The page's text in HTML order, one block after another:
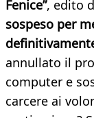
Fenice”, edito
sospeso per
annullato il
computer e
carcere ai